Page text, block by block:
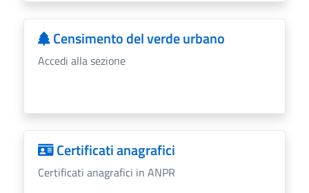
Censimento del verde urbano
Accedi alla sezione
Certificati anagrafici
Certificati anagrafici in ANPR